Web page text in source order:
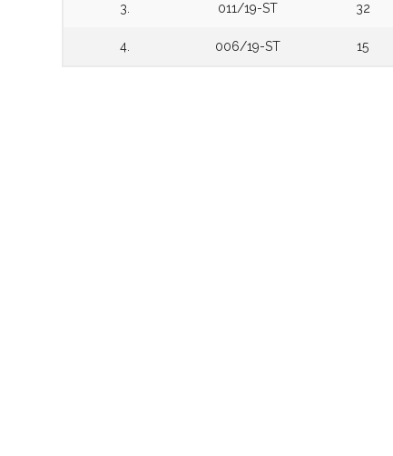
3. 011/19-ST 32
4. 006/19-ST 15